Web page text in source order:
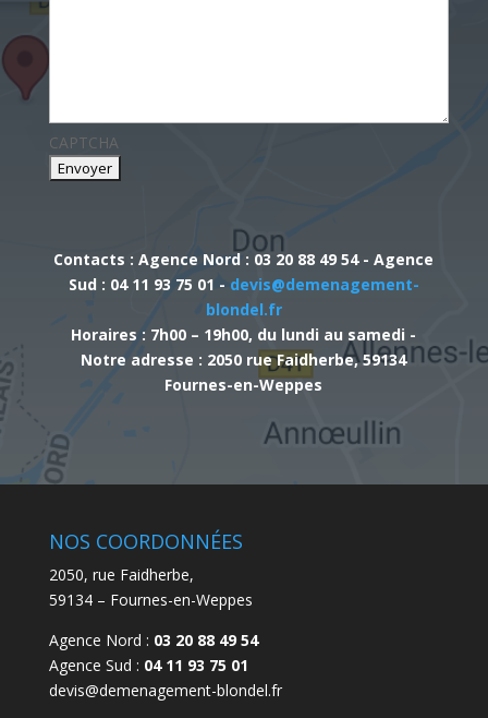
CAPTCHA
Contacts : Agence Nord : 03 20 88 49 54 - Agence
Sud : 04 11 93 75 01 - devis@demenagement-
blondel.fr
Horaires : 7h00 – 19h00, du lundi au samedi -
Notre adresse : 2050 rue Faidherbe, 59134
Fournes-en-Weppes
NOS COORDONNÉES
2050, rue Faidherbe,
59134 – Fournes-en-Weppes
Agence Nord : 03 20 88 49 54
Agence Sud : 04 11 93 75 01
devis@demenagement-blondel.fr